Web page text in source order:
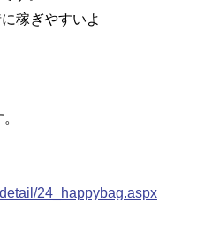
稼ぎやすいよ
24_happybag.aspx